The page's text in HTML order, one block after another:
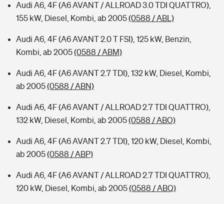
Audi A6, 4F (A6 AVANT / ALLROAD 3.0 TDI QUATTRO),
155 kW, Diesel, Kombi, ab 2005(0588 / ABL)
Audi A6, 4F (A6 AVANT 2.0 T FSI), 125 kW, Benzin,
Kombi, ab 2005(0588 / ABM)
Audi A6, 4F (A6 AVANT 2.7 TDI), 132 kW, Diesel, Kombi,
ab 2005(0588 / ABN)
Audi A6, 4F (A6 AVANT / ALLROAD 2.7 TDI QUATTRO),
132 kW, Diesel, Kombi, ab 2005(0588 / ABO)
Audi A6, 4F (A6 AVANT 2.7 TDI), 120 kW, Diesel, Kombi,
ab 2005(0588 / ABP)
Audi A6, 4F (A6 AVANT / ALLROAD 2.7 TDI QUATTRO),
120 kW, Diesel, Kombi, ab 2005(0588 / ABQ)